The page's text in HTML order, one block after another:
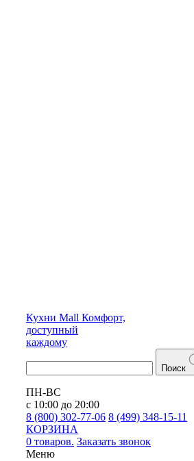
Кухни Mall Комфорт,
доступный
каждому
Поиск
ПН-ВС
с 10:00 до 20:00
8 (800) 302-77-06 8 (499) 348-15-11
КОРЗИНА
0 товаров. Заказать звонок
Меню